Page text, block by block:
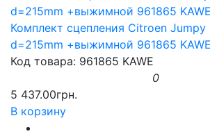
Комплект сцепления Citroen Jumpy
d=215mm +выжимной 961865 KAWE
Код товара: 961865 KAWE
0
5 437.00грн.
В корзину